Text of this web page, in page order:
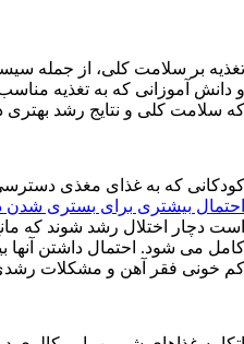
تغذیه بر سلامت کلی، از جمله
و دانش آموزانی که به تغذیه
که سلامت کلی و نتایج رشد بهتری
کودکانی که به غذای مغذی دسترسی
احتمال بیشتری برای بستری شدن
است دچار اختلال رشد شوند که
کامل می شود. احتمال داشتن آنها
کم خونی فقر آهن و مشکلات